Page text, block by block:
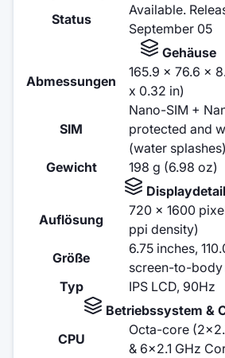
Status
Available.
September 05
Gehäuse
Abmessungen
165.9 x 76.6 x
x 0.32 in)
SIM
Nano-SIM +
protected and
(water splashes)
Gewicht
198 g (6.98 oz)
Auflösung
720 x 1600
ppi density)
Größe
6.75 inches,
screen-to-body
Typ
IPS LCD, 90Hz
Betriebssystem &
CPU
Octa-core
& 6x2.1 GHz